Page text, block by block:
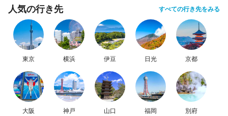
人気の行き先 すべての行き先をみる
東京 横浜 伊豆 日光 京都
大阪 神戸 山口 福岡 別府